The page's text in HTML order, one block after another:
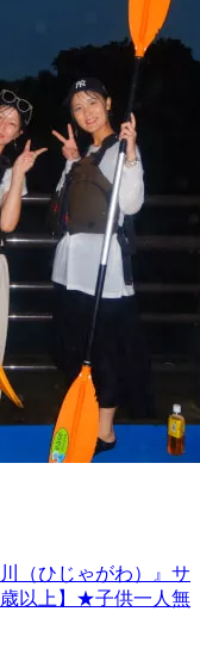
（ひじゃがわ）』サ
以上】★子供一人無